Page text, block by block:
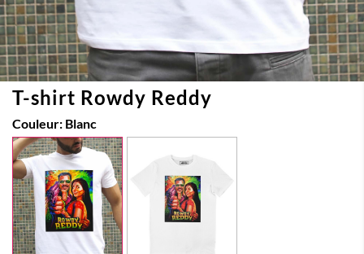
T-shirt Rowdy Reddy
Couleur: Blanc